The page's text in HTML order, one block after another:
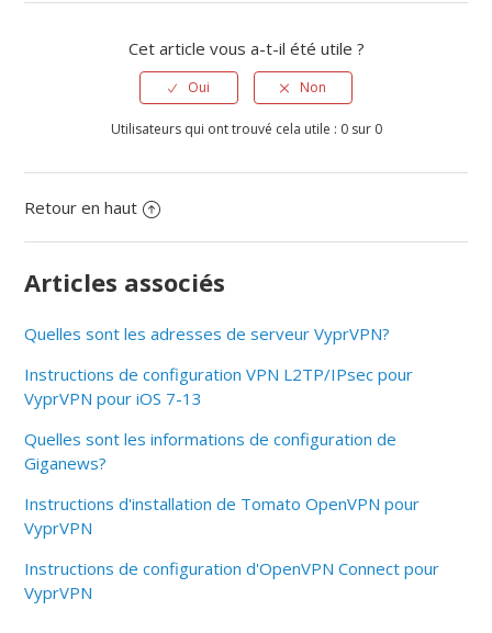
Cet article vous a-t-il été utile ?
Oui Non
Utilisateurs qui ont trouvé cela utile : 0 sur 0
Retour en haut
Articles associés
Quelles sont les adresses de serveur VyprVPN?
Instructions de configuration VPN L2TP/IPsec pour
VyprVPN pour iOS 7-13
Quelles sont les informations de configuration de
Giganews?
Instructions d'installation de Tomato OpenVPN pour
VyprVPN
Instructions de configuration d'OpenVPN Connect pour
VyprVPN